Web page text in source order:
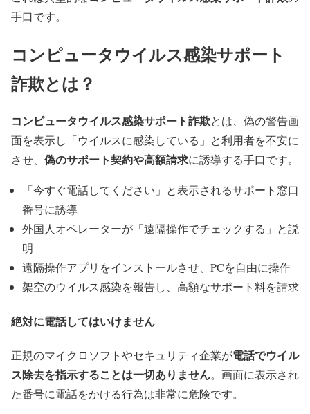
手口です。
コンピュータウイルス感染サポート
詐欺とは？
コンピュータウイルス感染サポート詐欺とは、偽の警告画
面を表示し「ウイルスに感染している」と利用者を不安に
させ、 偽のサポート契約や高額請求に誘導する手口です。
「今すぐ電話してください」と表示されるサポート窓口
番号に誘導
外国人オペレーターが「遠隔操作でチェックする」と説
明
遠隔操作アプリをインストールさせ、PCを自由に操作
架空のウイルス感染を報告し、高額なサポート料を請求
絶対に電話してはいけません
正規のマイクロソフトやセキュリティ企業が電話でウイル
ス除去を指示することは一切ありません。画面に表示され
た番号に電話をかける行為は非常に危険です。